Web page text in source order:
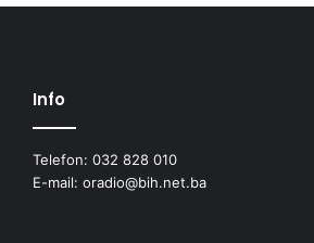
Info
Telefon: 032 828 010
E-mail: oradio@bih.net.ba